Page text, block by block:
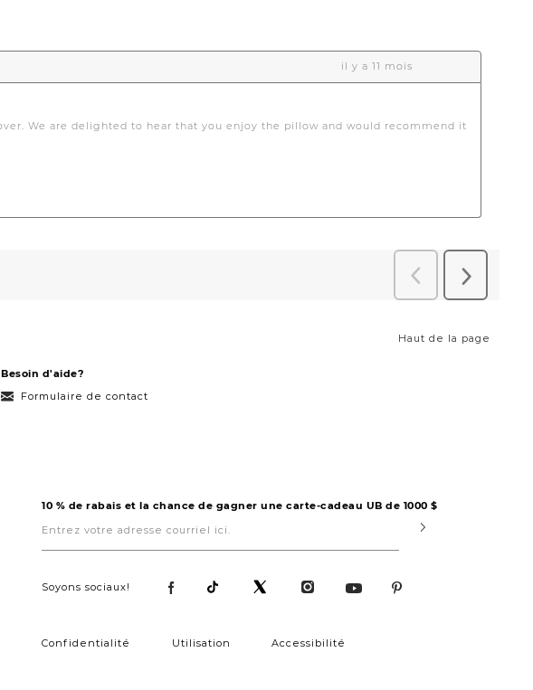
Haut de la page
Besoin d'aide?
Formulaire de contact
10 % de rabais et la chance de gagner une carte-cadeau UB de 1000 $
votre
Submit
Soyons sociaux!
Confidentialité Utilisation Accessibilité